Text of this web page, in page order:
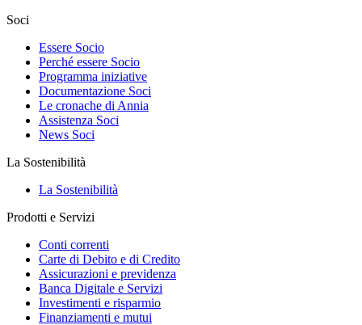
Soci
Essere Socio
Perché essere Socio
Programma iniziative
Documentazione Soci
Le cronache di Annia
Assistenza Soci
News Soci
La Sostenibilità
La Sostenibilità
Prodotti e Servizi
Conti correnti
Carte di Debito e di Credito
Assicurazioni e previdenza
Banca Digitale e Servizi
Investimenti e risparmio
Finanziamenti e mutui